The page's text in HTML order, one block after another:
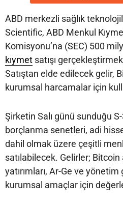
ABD merkezli sağlık
Scientific, ABD Menkul
Komisyonu’na (SEC) 500
kıymet satışı
Satıştan elde edilecek gelir,
kurumsal harcamalar için
Şirketin Salı günü sunduğu
borçlanma senetleri, adi
dahil olmak üzere çeşitli
satılabilecek. Gelirler; Bitcoin
yatırımları, Ar-Ge ve
kurumsal amaçlar için